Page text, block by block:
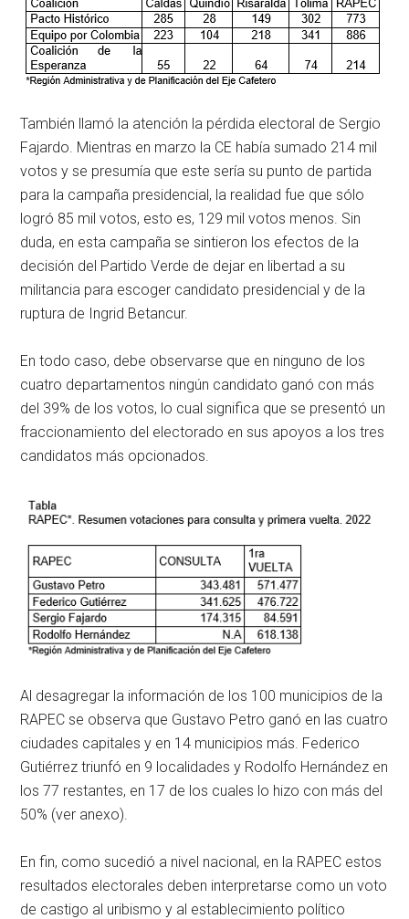
También llamó la atención la pérdida electoral de Sergio
Fajardo. Mientras en marzo la CE había sumado 214 mil
votos y se presumía que este sería su punto de partida
para la campaña presidencial, la realidad fue que sólo
logró 85 mil votos, esto es, 129 mil votos menos. Sin
duda, en esta campaña se sintieron los efectos de la
decisión del Partido Verde de dejar en libertad a su
militancia para escoger candidato presidencial y de la
ruptura de Ingrid Betancur.
En todo caso, debe observarse que en ninguno de los
cuatro departamentos ningún candidato ganó con más
del 39% de los votos, lo cual significa que se presentó un
fraccionamiento del electorado en sus apoyos a los tres
candidatos más opcionados.
Al desagregar la información de los 100 municipios de la
RAPEC se observa que Gustavo Petro ganó en las cuatro
ciudades capitales y en 14 municipios más. Federico
Gutiérrez triunfó en 9 localidades y Rodolfo Hernández en
los 77 restantes, en 17 de los cuales lo hizo con más del
50% (ver anexo).
En fin, como sucedió a nivel nacional, en la RAPEC estos
resultados electorales deben interpretarse como un voto
de castigo al uribismo y al establecimiento político